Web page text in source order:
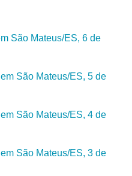
São Mateus/ES, 6 de
São Mateus/ES, 5 de
São Mateus/ES, 4 de
São Mateus/ES, 3 de